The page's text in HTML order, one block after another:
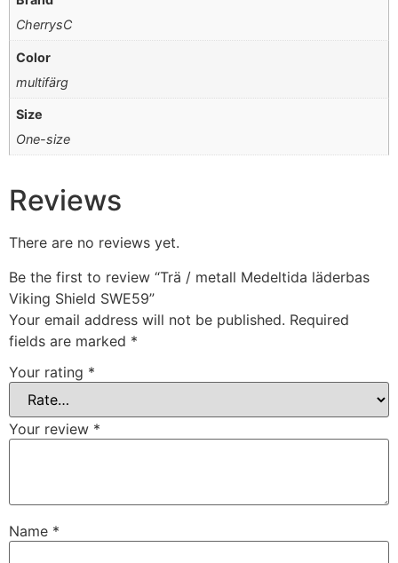
CherrysC
Color
multifärg
Size
One-size
Reviews
There are no reviews yet.
Be the first to review “Trä / metall Medeltida läderbas
Viking Shield SWE59”
Your email address will not be published. Required
fields are marked *
Your rating *
Your review *
Name *